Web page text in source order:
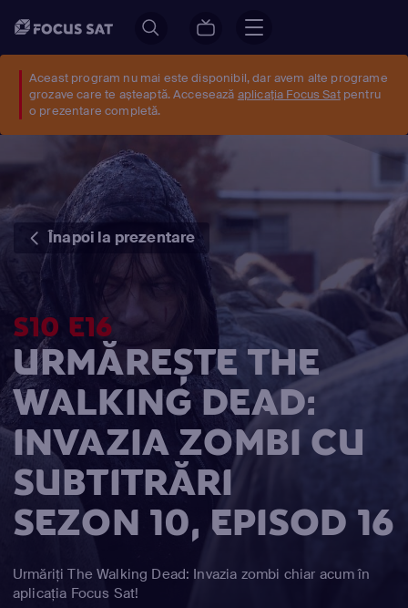
Aceast program nu mai este disponibil, dar avem alte programe
grozave care te așteaptă. Accesează aplicația Focus Satpentru
o prezentare completă.
Înapoi la prezentare
S10 E16
URMĂREȘTE THE
WALKING DEAD:
INVAZIA ZOMBI CU
SUBTITRĂRI
SEZON 10, EPISOD 16
Urmăriți The Walking Dead: Invazia zombi chiar acum în
aplicația Focus Sat!